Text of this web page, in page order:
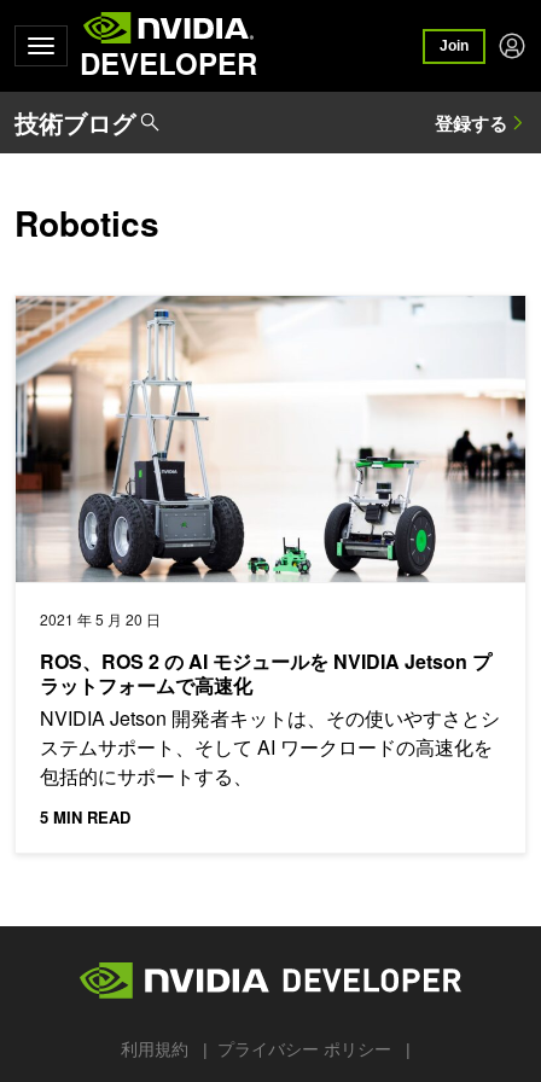
DEVELOPER Join
Robotics
2021 年 5 月 20 日
ROS、ROS 2 の AI モジュールを NVIDIA Jetson プ
ラットフォームで高速化
NVIDIA Jetson 開発者キットは、その使いやすさとシ
ステムサポート、そして AI ワークロードの高速化を
包括的にサポートする、
5 MIN READ
ROS、ROS 2 の AI モジュールを NVIDIA Jetson プラットフォ
利用規約 プライバシー ポリシー